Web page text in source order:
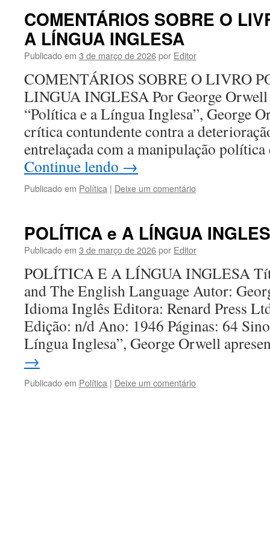
COMENTÁRIOS SOBRE O
A LÍNGUA INGLESA
Publicado em 3 de março de 2026por Editor
COMENTÁRIOS SOBRE O LIVRO
LINGUA INGLESA Por George
“Política e a Língua Inglesa”, George
crítica contundente contra a
entrelaçada com a manipulação
Continue lendo →
Publicado em Política | Deixe um comentário
POLÍTICA e A LÍNGUA
Publicado em 3 de março de 2026por Editor
POLÍTICA E A LÍNGUA INGLESA
and The English Language Autor:
Idioma Inglês Editora: Renard Press
Edição: n/d Ano: 1946 Páginas: 64
Língua Inglesa”, George Orwell
→
Publicado em Política | Deixe um comentário